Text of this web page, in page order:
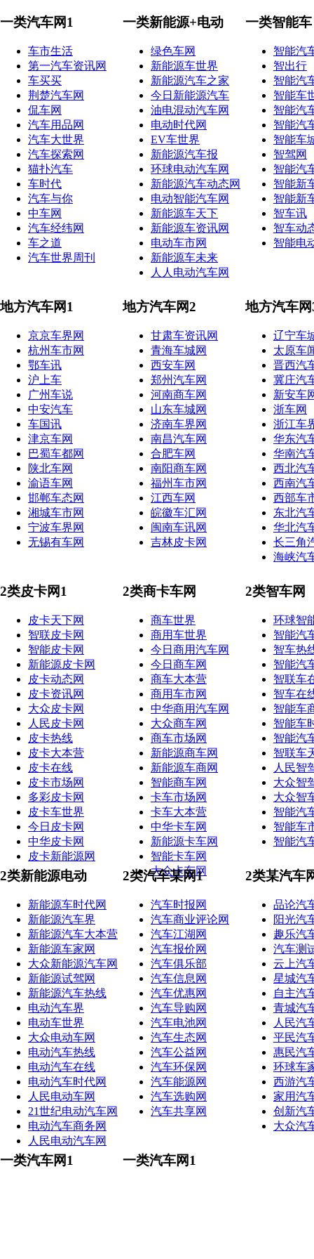
一类汽车网1
车市生活
第一汽车资讯网
车买买
荆楚汽车网
侃车网
汽车用品网
汽车大世界
汽车探索网
猫扑汽车
车时代
汽车与你
中车网
汽车经纬网
车之道
汽车世界周刊
一类新能源+电动
绿色车网
新能源车世界
新能源汽车之家
今日新能源汽车
油电混动汽车网
电动时代网
EV车世界
新能源汽车报
环球电动汽车网
新能源汽车动态网
电动智能汽车网
新能源车天下
新能源车资讯网
电动车市网
新能源车未来
人人电动汽车网
一类智能车
智能汽
智出行
智能汽
智能车
智能汽
智能汽
智能车
智驾网
智能汽
智能新
智能新
智车讯
智车动
智能电
地方汽车网1
京京车界网
杭州车市网
鄂车讯
沪上车
广州车说
中安汽车
车国讯
津京车网
巴蜀车都网
陕北车网
渝语车网
邯郸车态网
湘城车市网
宁波车界网
无锡有车网
地方汽车网2
甘肃车资讯网
青海车城网
西安车网
郑州汽车网
河南商车网
山东车城网
济南车界网
南昌汽车网
合肥车网
南阳商车网
福州车市网
江西车网
皖徽车汇网
闽南车讯网
吉林皮卡网
地方汽车网
辽宁车
太原车
晋西汽
冀庄汽
新安车
浙车网
浙江车
华东汽
华南汽
西北汽
西南汽
西部车
东北汽
华北汽
长三角
海峡汽
2类皮卡网1
皮卡天下网
智联皮卡网
智能皮卡网
新能源皮卡网
皮卡动态网
皮卡资讯网
大众皮卡网
人民皮卡网
皮卡热线
皮卡大本营
皮卡在线
皮卡市场网
多彩皮卡网
皮卡车世界
今日皮卡网
中华皮卡网
皮卡新能源网
2类商卡车网
商车世界
商用车世界
今日商用汽车网
今日商车网
商车大本营
商用车市网
中华商用汽车网
大众商车网
商车市场网
新能源商车网
新能源车商网
智能商车网
卡车市场网
卡车大本营
中华卡车网
新能源卡车网
智能卡车网
大众卡车网
2类智车网
环球智
智能汽
智车热
智能汽
智联车
智车在
智能车
智能车
智能汽
智联车
人民智
大众智
大众智
智能汽
智能车
智能汽
2类新能源电动
新能源车时代网
新能源汽车界
新能源汽车大本营
新能源车家网
大众新能源汽车网
新能源试驾网
新能源汽车热线
电动汽车界
电动车世界
大众电动车网
电动汽车热线
电动汽车在线
电动汽车时代网
人民电动车网
21世纪电动汽车网
电动汽车商务网
人民电动汽车网
2类汽车某网1
汽车时报网
汽车商业评论网
汽车江湖网
汽车报价网
汽车俱乐部
汽车信息网
汽车优惠网
汽车导购网
汽车电池网
汽车生态网
汽车公益网
汽车环保网
汽车能源网
汽车选购网
汽车共享网
2类某汽车
品论汽
阳光汽
趣乐汽
汽车测
云上汽
星城汽
自主汽
青城汽
人民汽
平民汽
惠民汽
环球车
西游汽
家用汽
创新汽
大众汽
一类汽车网1 一类汽车网1